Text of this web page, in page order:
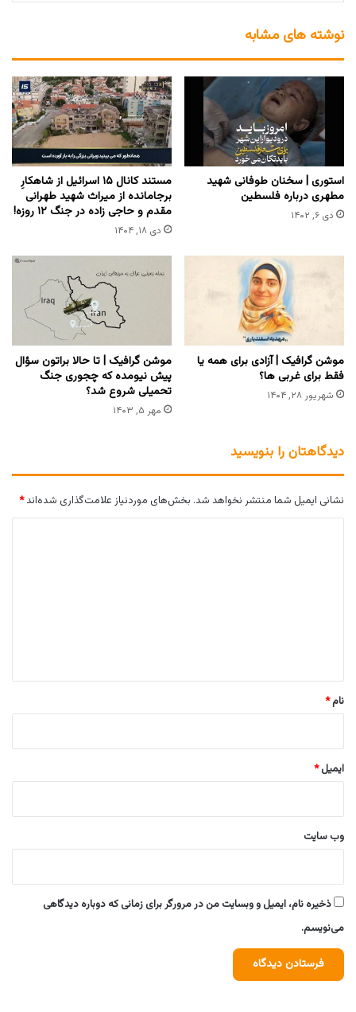
نوشته های مشابه
استوری | سخنان طوفانی شهید
مطهری درباره فلسطین
دی ۶, ۱۴۰۲
مستند کانال ۱۵ اسرائیل از شاهکارِ
برجامانده از میراث شهید طهرانی
مقدم و حاجی زاده در جنگ ۱۲ روزه!
دی ۱۸, ۱۴۰۴
‏موشن گرافیک | آزادی برای همه یا
فقط برای غربی ها؟
شهریور ۲۸, ۱۴۰۴
موشن گرافیک | تا حالا براتون سؤال
پیش نیومده که چجوری جنگ
تحمیلی شروع شد؟
مهر ۵, ۱۴۰۳
دیدگاهتان را بنویسید
نشانی ایمیل شما منتشر نخواهد شد. بخش‌های موردنیاز علامت‌گذاری شده‌اند*
نام*
ایمیل*
وب‌ سایت
ذخیره نام، ایمیل و وبسایت من در مرورگر برای زمانی که دوباره دیدگاهی
می‌نویسم.